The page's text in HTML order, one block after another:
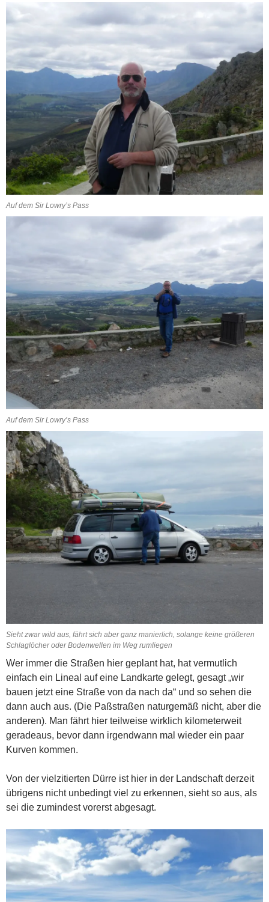
Auf dem Sir Lowry’s Pass
Auf dem Sir Lowry’s Pass
Sieht zwar wild aus, fährt sich aber ganz manierlich, solange keine größeren
Schlaglöcher oder Bodenwellen im Weg rumliegen
Wer immer die Straßen hier geplant hat, hat vermutlich
einfach ein Lineal auf eine Landkarte gelegt, gesagt „wir
bauen jetzt eine Straße von da nach da“ und so sehen die
dann auch aus. (Die Paßstraßen naturgemäß nicht, aber die
anderen). Man fährt hier teilweise wirklich kilometerweit
geradeaus, bevor dann irgendwann mal wieder ein paar
Kurven kommen.
Von der vielzitierten Dürre ist hier in der Landschaft derzeit
übrigens nicht unbedingt viel zu erkennen, sieht so aus, als
sei die zumindest vorerst abgesagt.